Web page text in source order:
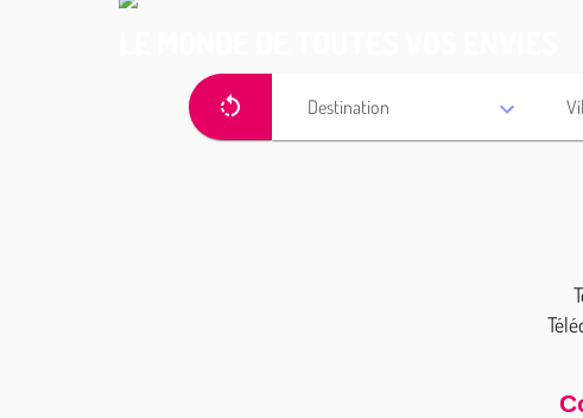
Destination